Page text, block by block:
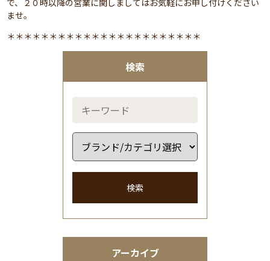
検索
検索
アーカイブ
で、２０時以降の営業に関しましてはお気軽にお申し付けください
ませ。
＊＊＊＊＊＊＊＊＊＊＊＊＊＊＊＊＊＊＊＊＊＊＊